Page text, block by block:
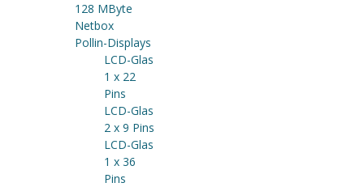
128 MByte
Netbox
Pollin-Displays
LCD-Glas
1 x 22
Pins
LCD-Glas
2 x 9 Pins
LCD-Glas
1 x 36
Pins